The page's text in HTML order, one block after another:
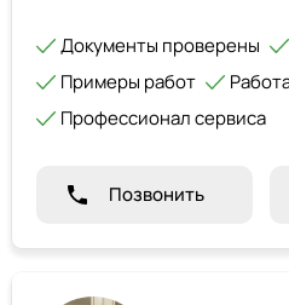
Документы проверены
Примеры работ
Профессионал сервиса
Позвонить